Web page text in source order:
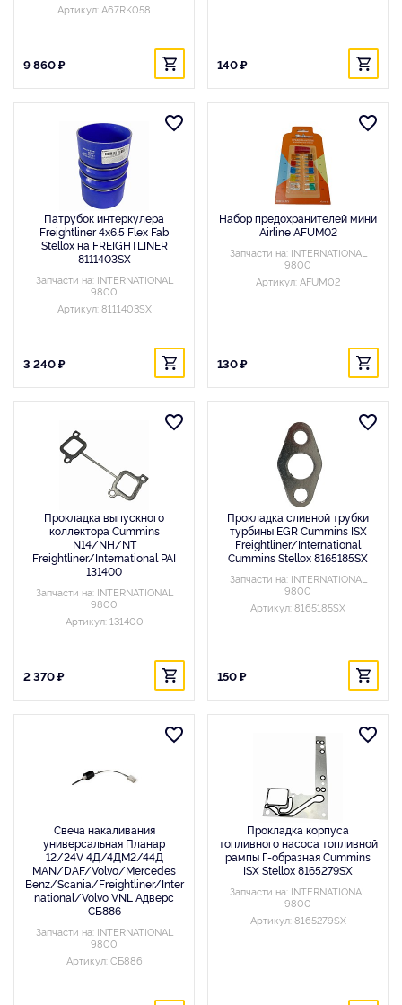
Артикул: A67RK058
9 860 ₽ 140 ₽
Патрубок интеркулера
Freightliner 4x6.5 Flex Fab
Stellox на FREIGHTLINER
8111403SX
Запчасти на: INTERNATIONAL
9800
Артикул: 8111403SX
3 240 ₽
Набор предохранителей мини
Airline AFUM02
Запчасти на: INTERNATIONAL
9800
Артикул: AFUM02
130 ₽
Прокладка выпускного
коллектора Cummins
N14/NH/NT
Freightliner/International PAI
131400
Запчасти на: INTERNATIONAL
9800
Артикул: 131400
2 370 ₽
Прокладка сливной трубки
турбины EGR Cummins ISX
Freightliner/International
Cummins Stellox 8165185SX
Запчасти на: INTERNATIONAL
9800
Артикул: 8165185SX
150 ₽
Свеча накаливания
универсальная Планар
12/24V 4Д/4ДМ2/44Д
MAN/DAF/Volvo/Mercedes
Benz/Scania/Freightliner/Inter
national/Volvo VNL Адверс
СБ886
Запчасти на: INTERNATIONAL
9800
Артикул: СБ886
Прокладка корпуса
топливного насоса топливной
рампы Г-образная Cummins
ISX Stellox 8165279SX
Запчасти на: INTERNATIONAL
9800
Артикул: 8165279SX